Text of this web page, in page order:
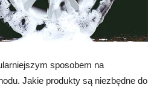
sposobem na
Jakie produkty są niezbędne do